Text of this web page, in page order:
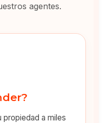
agentes.
propiedad a miles